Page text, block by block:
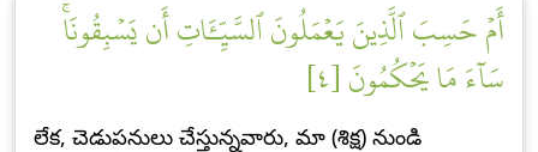
أَمۡ حَسِبَ ٱلَّذِينَ يَعۡمَلُونَ ٱلسَّيِّـَٔاتِ أَن يَسۡبِقُونَاۚ
سَآءَ مَا يَحۡكُمُونَ [٤]
లేక, చెడుపనులు చేస్తున్నవారు, మా (శిక్ష) నుండి